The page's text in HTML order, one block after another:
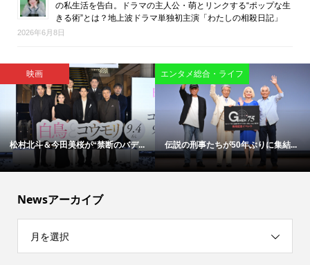
の私生活を告白。ドラマの主人公・萌とリンクする“ポップな生
きる術”とは？地上波ドラマ単独初主演「わたしの相殺日記」
2026年6月8日
映画
「今日もぼけ日和ですね」―大竹
し...
映画
「涙の先に救いがある」椎名零監...
Newsアーカイブ
月を選択